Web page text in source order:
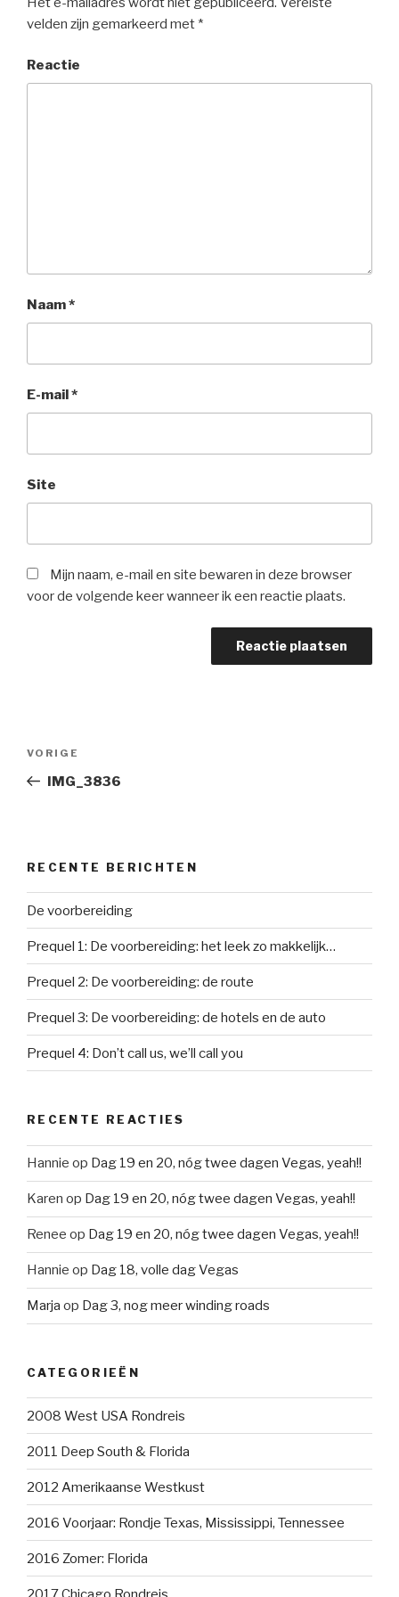
velden zijn gemarkeerd met *
Reactie
Naam*
E-mail *
Site
Mijn naam, e-mail en site bewaren in deze browser
voor de volgende keer wanneer ik een reactie plaats.
Vorig
bericht
VORIGE
IMG_3836
RECENTE BERICHTEN
De voorbereiding
Prequel 1: De voorbereiding: het leek zo makkelijk…
Prequel 2: De voorbereiding: de route
Prequel 3: De voorbereiding: de hotels en de auto
Prequel 4: Don’t call us, we’ll call you
RECENTE REACTIES
Hannie op Dag 19 en 20, nóg twee dagen Vegas, yeah!!
Karen op Dag 19 en 20, nóg twee dagen Vegas, yeah!!
Renee op Dag 19 en 20, nóg twee dagen Vegas, yeah!!
Hannie op Dag 18, volle dag Vegas
Marja op Dag 3, nog meer winding roads
CATEGORIEËN
2008 West USA Rondreis
2011 Deep South & Florida
2012 Amerikaanse Westkust
2016 Voorjaar: Rondje Texas, Mississippi, Tennessee
2016 Zomer: Florida